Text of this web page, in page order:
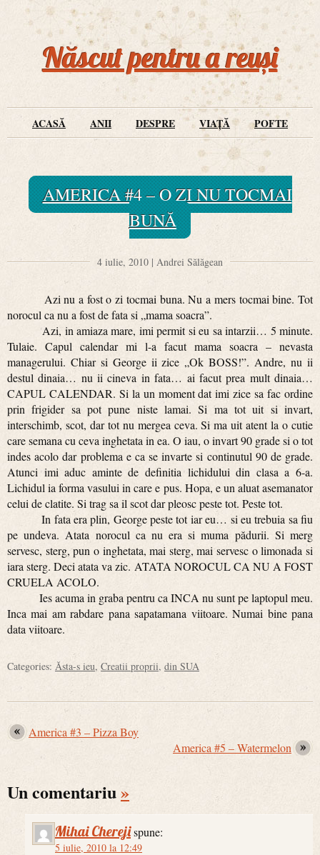
Născut pentru a reuși
ACASĂ ANII DESPRE VIAȚĂ POFTE
AMERICA #4 – O ZI NU TOCMAI
BUNĂ
4 iulie, 2010 | Andrei Sălăgean
Azi nu a fost o zi tocmai buna. Nu a mers tocmai bine. Tot
norocul ca nu a fost de fata si „mama soacra”.
Azi, in amiaza mare, imi permit si eu sa intarzii… 5 minute.
Tulaie. Capul calendar mi l-a facut mama soacra – nevasta
managerului. Chiar si George ii zice „Ok BOSS!”. Andre, nu ii
destul dinaia… nu ii cineva in fata… ai facut prea mult dinaia…
CAPUL CALENDAR. Si la un moment dat imi zice sa fac ordine
prin frigider sa pot pune niste lamai. Si ma tot uit si invart,
interschimb, scot, dar tot nu mergea ceva. Si ma uit atent la o cutie
care semana cu ceva inghetata in ea. O iau, o invart 90 grade si o tot
indes acolo dar problema e ca se invarte si continutul 90 de grade.
Atunci imi aduc aminte de definitia lichidului din clasa a 6-a.
Lichidul ia forma vasului in care e pus. Hopa, e un aluat asemanator
celui de clatite. Si trag sa il scot dar pleosc peste tot. Peste tot.
In fata era plin, George peste tot iar eu… si eu trebuia sa fiu
pe undeva. Atata norocul ca nu era si muma pădurii. Si merg
servesc, sterg, pun o inghetata, mai sterg, mai servesc o limonada si
iara sterg. Deci atata va zic. ATATA NOROCUL CA NU A FOST
CRUELA ACOLO.
Ies acuma in graba pentru ca INCA nu sunt pe laptopul meu.
Inca mai am rabdare pana sapatamana viitoare. Numai bine pana
data viitoare.
Categories: Ăsta-s ieu, Creatii proprii, din SUA
America #3 – Pizza Boy
America #5 – Watermelon
Un comentariu»
Mihai Cherejispune:
5 iulie, 2010 la 12:49